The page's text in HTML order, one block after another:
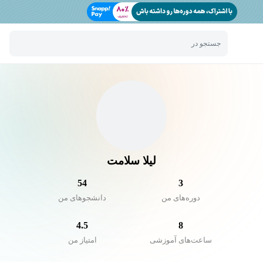
جستجو در
لیلا سلامت
3
دوره‌های من
54
دانشجو‌های من
8
ساعت‌های آموزشی
4.5
امتیاز من